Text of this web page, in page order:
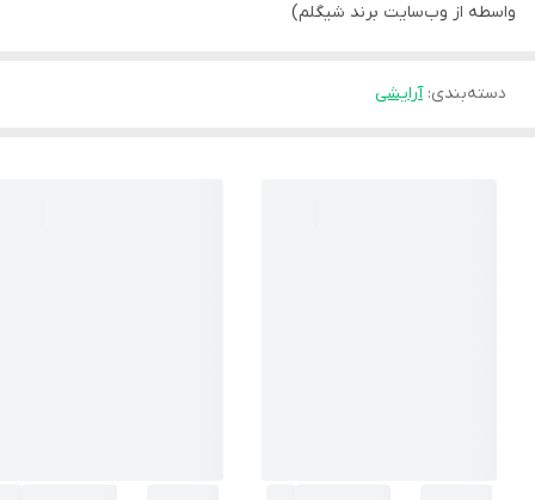
واسطه از وب‎‌سایت برند شیگلم)
دسته‌بندی:آرایشی